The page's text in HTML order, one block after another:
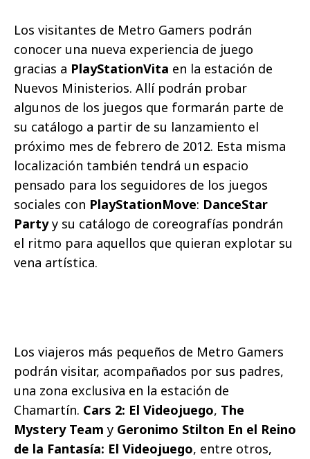
Los visitantes de Metro Gamers podrán
conocer una nueva experiencia de juego
gracias a PlayStationVita en la estación de
Nuevos Ministerios. Allí podrán probar
algunos de los juegos que formarán parte de
su catálogo a partir de su lanzamiento el
próximo mes de febrero de 2012. Esta misma
localización también tendrá un espacio
pensado para los seguidores de los juegos
sociales con PlayStationMove: DanceStar
Partyy su catálogo de coreografías pondrán
el ritmo para aquellos que quieran explotar su
vena artística.
Los viajeros más pequeños de Metro Gamers
podrán visitar, acompañados por sus padres,
una zona exclusiva en la estación de
Chamartín. Cars 2: El Videojuego, The
Mystery Team y Geronimo Stilton En el Reino
de la Fantasía: El Videojuego, entre otros,